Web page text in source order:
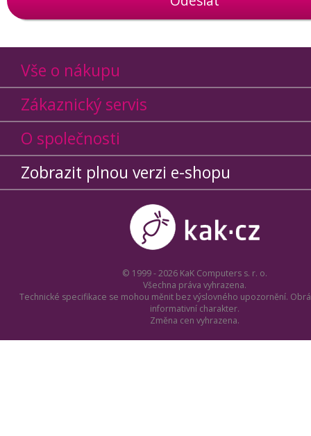
Vše o nákupu
Zákaznický servis
O společnosti
Zobrazit plnou verzi e-shopu
© 1999 - 2026 KaK Computers s. r. o.
Všechna práva vyhrazena.
Technické specifikace se mohou měnit bez výslovného upozornění.
informativní charakter.
Změna cen vyhrazena.